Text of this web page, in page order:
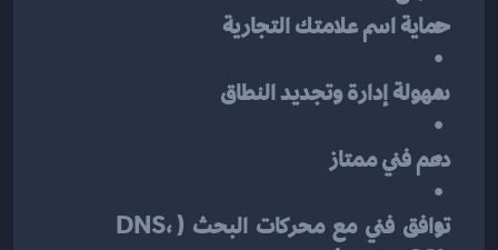
حماية اسم علامتك التجارية
سهولة إدارة وتجديد النطاق
دعم فني ممتاز
توافق فني مع محركات البحث (DNS،